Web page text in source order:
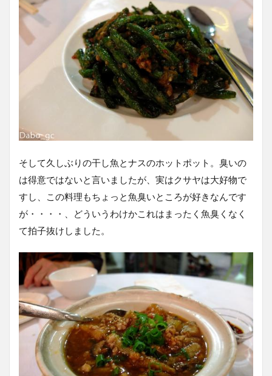
そして久しぶりの干し魚とナスのホットポット。臭いの
は得意ではないと言いましたが、実はクサヤは大好物で
すし、この料理もちょっと魚臭いところが好きなんです
が・・・・、どういうわけかこれはまったく魚臭くなく
て拍子抜けしました。